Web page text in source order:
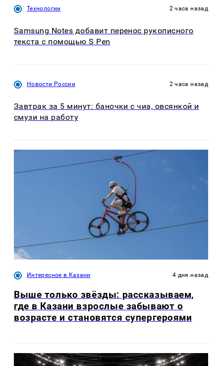
Технологии 2 часа назад
Samsung Notes добавит перенос рукописного
текста с помощью S Pen
Новости России 2 часа назад
Завтрак за 5 минут: баночки с чиа, овсянкой и
смузи на работу
Интересное в Казани 4 дня назад
Выше только звёзды: рассказываем,
где в Казани взрослые забывают о
возрасте и становятся супергероями